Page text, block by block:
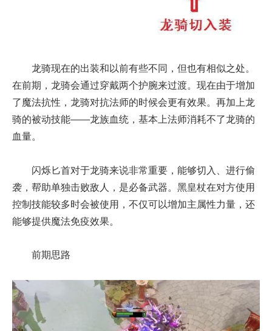
龙骑现在的出装和以前有些不同，但也有相似之处。
在前期，龙骑会通过穿戴两个护腕来过渡。现在由于增加
了魔法抗性，龙骑对抗法师的时候会更有效果。再加上龙
骑的被动技能——龙族血统，基本上法师消耗不了龙骑的
血量。
闪烁匕首对于龙骑来说非常重要，能够切入、进行偷
袭，帮助单独击败敌人，是必备武器。黑皇杖在对方使用
控制技能较多时会被使用，不仅可以增加主属性力量，还
能够提供魔法免疫效果。
前期思路